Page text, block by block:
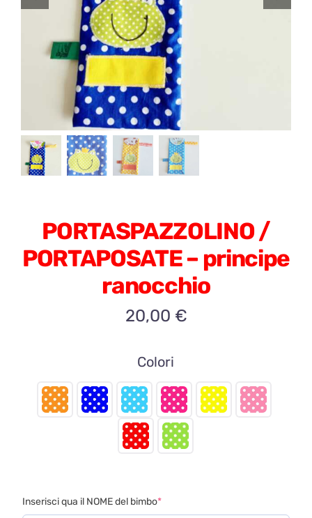
Eventi
Spedizioni
PORTASPAZZOLINO /
PORTAPOSATE – principe
ranocchio
20,00 €
Colori
Inserisci qua il NOME del bimbo*(required)